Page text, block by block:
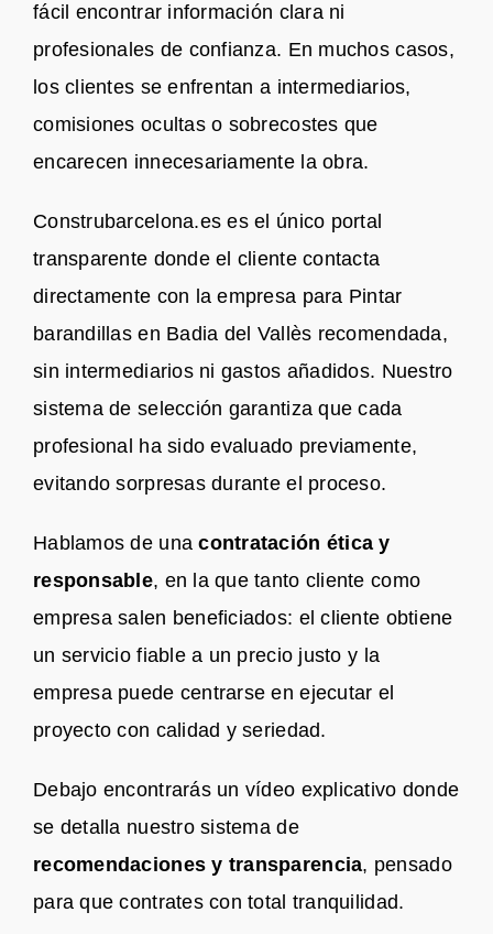
fácil encontrar información clara ni
profesionales de confianza. En muchos casos,
los clientes se enfrentan a intermediarios,
comisiones ocultas o sobrecostes que
encarecen innecesariamente la obra.
Construbarcelona.es es el único portal
transparente donde el cliente contacta
directamente con la empresa para Pintar
barandillas en Badia del Vallès recomendada,
sin intermediarios ni gastos añadidos. Nuestro
sistema de selección garantiza que cada
profesional ha sido evaluado previamente,
evitando sorpresas durante el proceso.
Hablamos de unacontratación ética y
responsable, en la que tanto cliente como
empresa salen beneficiados: el cliente obtiene
un servicio fiable a un precio justo y la
empresa puede centrarse en ejecutar el
proyecto con calidad y seriedad.
Debajo encontrarás un vídeo explicativo donde
se detalla nuestro sistema de
recomendaciones y transparencia, pensado
para que contrates con total tranquilidad.